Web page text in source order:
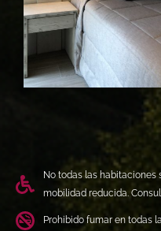
No todas las habitaciones
mobilidad reducida.
Prohibido fumar en todas